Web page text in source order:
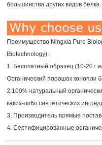
большинства других видов белка.
Преимущество Ningxia Pure
Biotechnology):
1. Бесплатный образец (10-20 г
Органический порошок конопли
2.100% натуральный
каких-либо синтетических
3. Производитель прямые
4. Сертифицированные